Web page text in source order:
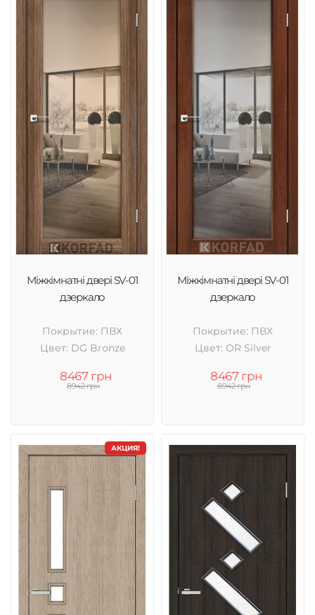
Міжкімнатні двері SV-01
дзеркало
Покрытие: ПВХ
Цвет: DG Bronze
8467 грн
8942 грн
Міжкімнатні двері SV-01
дзеркало
Покрытие: ПВХ
Цвет: OR Silver
8467 грн
8942 грн
АКЦИЯ!